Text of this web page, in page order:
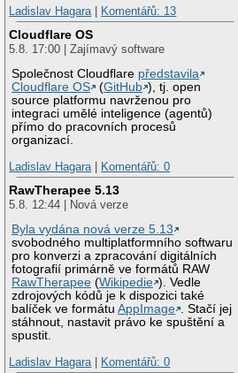
Ladislav Hagara| Komentářů: 13
Cloudflare OS
5.8. 17:00 | Zajímavý software
Společnost Cloudflare představila
Cloudflare OS
(GitHub ), tj. open
source platformu navrženou pro
integraci umělé inteligence (agentů)
přímo do pracovních procesů
organizací.
Ladislav Hagara| Komentářů: 0
RawTherapee 5.13
5.8. 12:44 | Nová verze
Byla vydána nová verze 5.13
svobodného multiplatformního softwaru
pro konverzi a zpracování digitálních
fotografií primárně ve formátů RAW
RawTherapee (Wikipedie ). Vedle
zdrojových kódů je k dispozici také
balíček ve formátuAppImage . Stačí jej
stáhnout, nastavit právo ke spuštění a
spustit.
Ladislav Hagara| Komentářů: 0